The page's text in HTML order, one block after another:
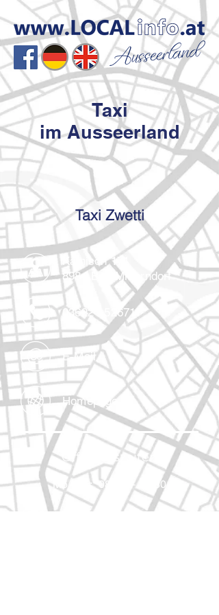
Taxi
im Ausseerland
Taxi Zwetti
Kainisch 171
8984 Bad Mitterndorf
03622 / 52671
E-Mail
Homepage
Öffnungszeiten
Mo – Fr: 08:00 – 12:30